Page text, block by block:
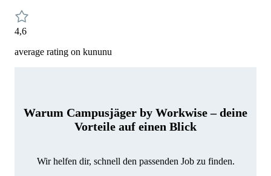
4,6
average rating on kununu
Warum Campusjäger by Workwise – deine
Vorteile auf einen Blick
Wir helfen dir, schnell den passenden Job zu finden.